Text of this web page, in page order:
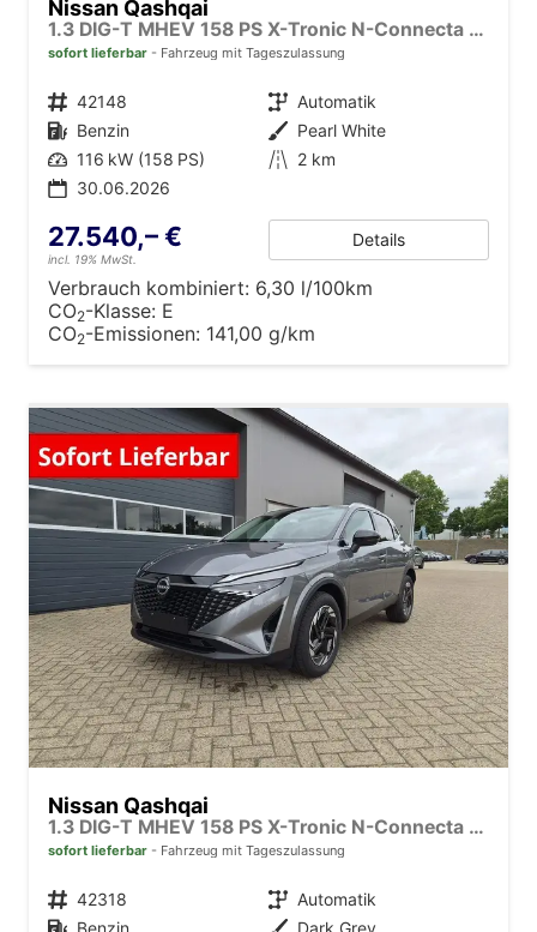
Nissan Qashqai
1.3 DIG-T MHEV 158 PS X-Tronic N-Connecta Teil-Leder PanoGlasdach Klimaautomatik Sitzheizung Lenkradheizung Navi ACC PDC v+h 360°Kamera DAB Bluetooth Touchscreen Apple CarPlay Android Auto 18"LM
sofort lieferbar Fahrzeug mit Tageszulassung
Fahrzeugnr. 42148 Getriebe Automatik
Kraftstoff Benzin Außenfarbe Pearl White
Leistung 116 kW (158 PS) Kilometerstand 2 km
30.06.2026
27.540,– €
incl. 19% MwSt.
Details
Verbrauch kombiniert: 6,30 l/100km
CO2-Klasse: E
CO2-Emissionen: 141,00 g/km
Nissan Qashqai
1.3 DIG-T MHEV 158 PS X-Tronic N-Connecta Teil-Leder PanoGlasdach Klimaautomatik Sitzheizung Lenkradheizung Navi ACC PDC v+h 360°Kamera DAB Bluetooth Touchscreen Apple CarPlay Android Auto 18"LM
sofort lieferbar Fahrzeug mit Tageszulassung
Fahrzeugnr. 42318 Getriebe Automatik
Kraftstoff Benzin Außenfarbe Dark Grey